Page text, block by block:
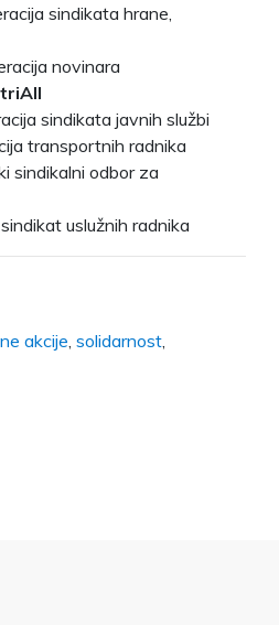
sindikata hrane,
novinara
sindikata javnih službi
transportnih radnika
sindikalni odbor za
uslužnih radnika
akcije, solidarnost,